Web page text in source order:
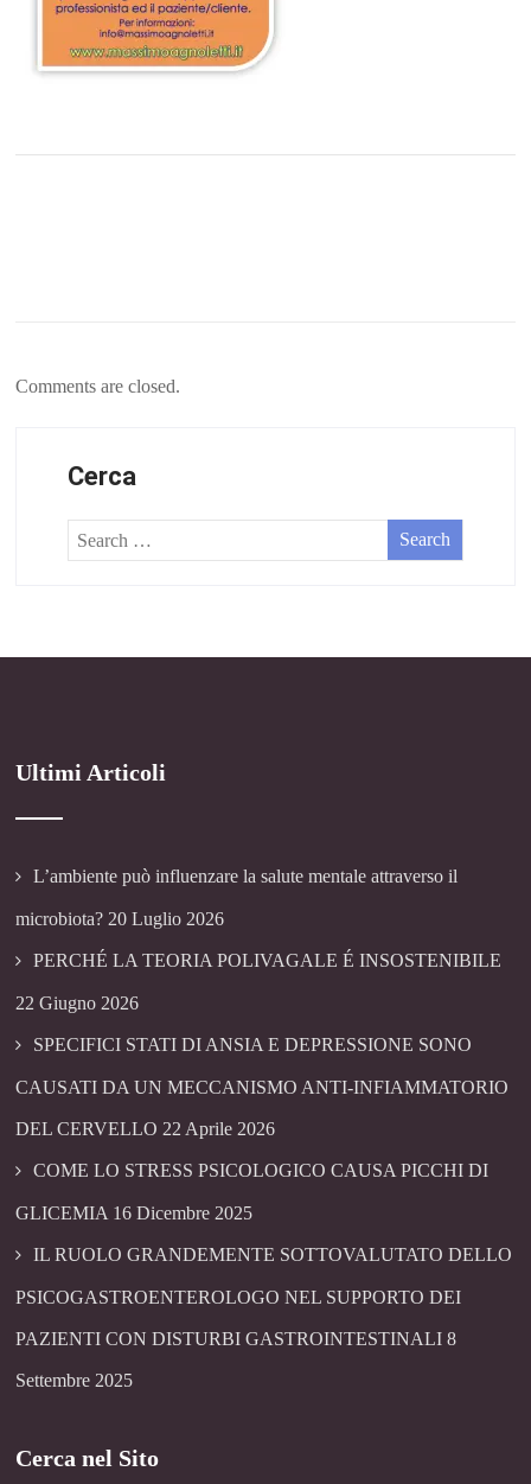
Comments are closed.
Cerca
Ultimi Articoli
L’ambiente può influenzare la salute mentale attraverso il
microbiota? 20 Luglio 2026
PERCHÉ LA TEORIA POLIVAGALE É INSOSTENIBILE
22 Giugno 2026
SPECIFICI STATI DI ANSIA E DEPRESSIONE SONO
CAUSATI DA UN MECCANISMO ANTI-INFIAMMATORIO
DEL CERVELLO 22 Aprile 2026
COME LO STRESS PSICOLOGICO CAUSA PICCHI DI
GLICEMIA 16 Dicembre 2025
IL RUOLO GRANDEMENTE SOTTOVALUTATO DELLO
PSICOGASTROENTEROLOGO NEL SUPPORTO DEI
PAZIENTI CON DISTURBI GASTROINTESTINALI 8
Settembre 2025
Cerca nel Sito